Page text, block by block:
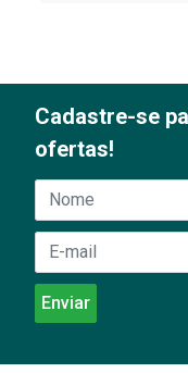
Cadastre-se
ofertas!